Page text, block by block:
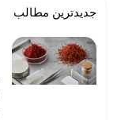
جدیدترین مطالب